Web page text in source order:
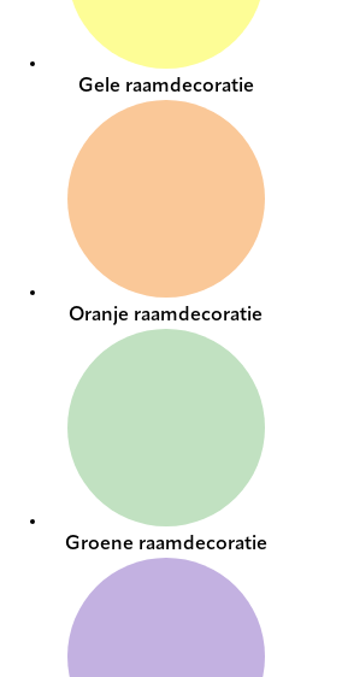
Gele raamdecoratie
Oranje raamdecoratie
Groene raamdecoratie